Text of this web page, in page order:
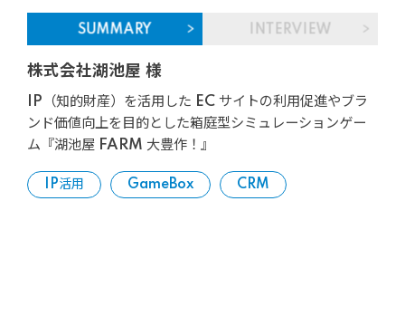
SUMMARY INTERVIEW
株式会社湖池屋 様
IP（知的財産）を活用した EC サイトの利用促進やブラ
ンド価値向上を目的とした箱庭型シミュレーションゲー
ム『湖池屋 FARM 大豊作！』
IP活用 GameBox CRM